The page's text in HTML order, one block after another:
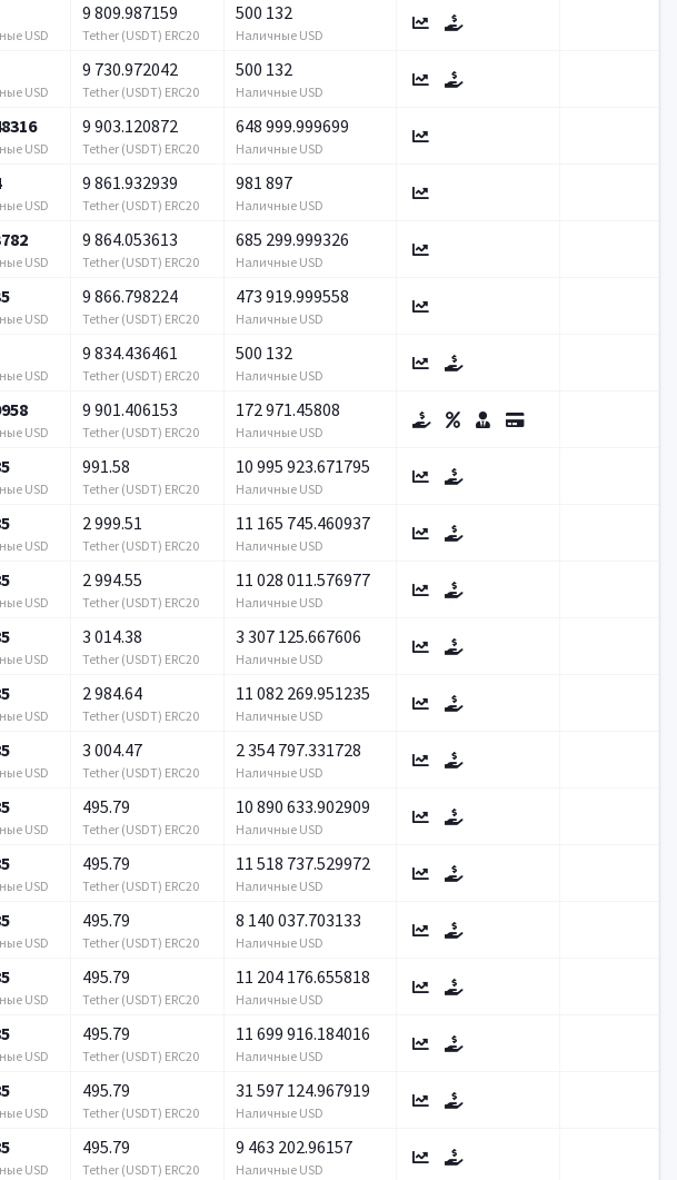
USD
9 809.987159
Tether (USDT) ERC20
500 132
Наличные USD
USD
9 730.972042
Tether (USDT) ERC20
500 132
Наличные USD
USD
9 903.120872
Tether (USDT) ERC20
648 999.999699
Наличные USD
USD
9 861.932939
Tether (USDT) ERC20
981 897
Наличные USD
USD
9 864.053613
Tether (USDT) ERC20
685 299.999326
Наличные USD
USD
9 866.798224
Tether (USDT) ERC20
473 919.999558
Наличные USD
USD
9 834.436461
Tether (USDT) ERC20
500 132
Наличные USD
USD
9 901.406153
Tether (USDT) ERC20
172 971.45808
Наличные USD
USD
991.58
Tether (USDT) ERC20
10 995 923.671795
Наличные USD
USD
2 999.51
Tether (USDT) ERC20
11 165 745.460937
Наличные USD
USD
2 994.55
Tether (USDT) ERC20
11 028 011.576977
Наличные USD
USD
3 014.38
Tether (USDT) ERC20
3 307 125.667606
Наличные USD
USD
2 984.64
Tether (USDT) ERC20
11 082 269.951235
Наличные USD
USD
3 004.47
Tether (USDT) ERC20
2 354 797.331728
Наличные USD
USD
495.79
Tether (USDT) ERC20
10 890 633.902909
Наличные USD
USD
495.79
Tether (USDT) ERC20
11 518 737.529972
Наличные USD
USD
495.79
Tether (USDT) ERC20
8 140 037.703133
Наличные USD
USD
495.79
Tether (USDT) ERC20
11 204 176.655818
Наличные USD
USD
495.79
Tether (USDT) ERC20
11 699 916.184016
Наличные USD
USD
495.79
Tether (USDT) ERC20
31 597 124.967919
Наличные USD
USD
495.79
Tether (USDT) ERC20
9 463 202.96157
Наличные USD